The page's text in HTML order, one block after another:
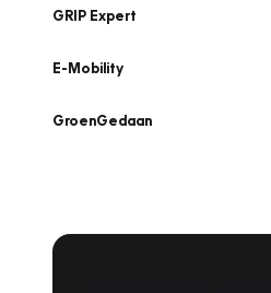
GRIP Expert
E-Mobility
GroenGedaan